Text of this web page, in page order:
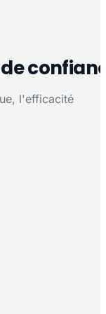
l'efficacité